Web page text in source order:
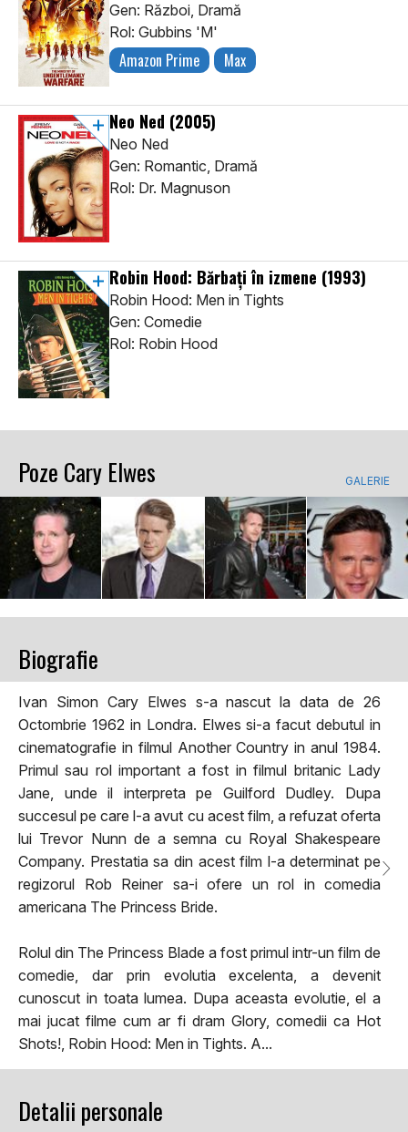
Gen: Război, Dramă
Rol: Gubbins 'M'
Amazon Prime Max
Neo Ned (2005)
Neo Ned
Gen: Romantic, Dramă
Rol: Dr. Magnuson
Robin Hood: Bărbați în izmene (1993)
Robin Hood: Men in Tights
Gen: Comedie
Rol: Robin Hood
Poze Cary Elwes GALERIE
Biografie
Ivan Simon Cary Elwes s-a nascut la data de 26
Octombrie 1962 in Londra. Elwes si-a facut debutul in
cinematografie in filmul Another Country in anul 1984.
Primul sau rol important a fost in filmul britanic Lady
Jane, unde il interpreta pe Guilford Dudley. Dupa
succesul pe care l-a avut cu acest film, a refuzat oferta
lui Trevor Nunn de a semna cu Royal Shakespeare
Company. Prestatia sa din acest film l-a determinat pe
regizorul Rob Reiner sa-i ofere un rol in comedia
americana The Princess Bride.
Rolul din The Princess Blade a fost primul intr-un film de
comedie, dar prin evolutia excelenta, a devenit
cunoscut in toata lumea. Dupa aceasta evolutie, el a
mai jucat filme cum ar fi dram Glory, comedii ca Hot
Shots!, Robin Hood: Men in Tights. A...
Detalii personale